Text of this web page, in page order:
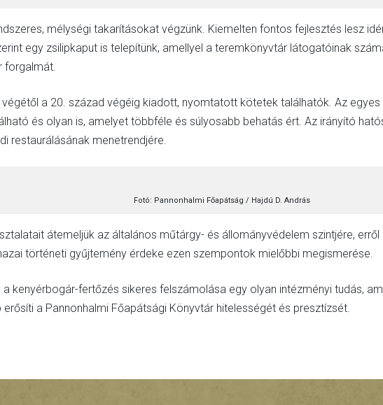
mélységi takarításokat végzünk. Kiemelten fontos fejlesztés lesz
egy zsilipkaput is telepítünk, amellyel a teremkönyvtár látogatóinak
forgalmát.
a 20. század végéig kiadott, nyomtatott kötetek találhatók. Az
és olyan is, amelyet többféle és súlyosabb behatás ért. Az irányító
restaurálásának menetrendjére.
Fotó: Pannonhalmi Főapátság / Hajdú D. András
átemeljük az általános műtárgy- és állományvédelem szintjére,
történeti gyűjtemény érdeke ezen szempontok mielőbbi megismerése.
kenyérbogár-fertőzés sikeres felszámolása egy olyan intézményi tudás,
a Pannonhalmi Főapátsági Könyvtár hitelességét és presztízsét.